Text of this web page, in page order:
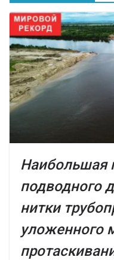
Наибольшая
подводного
нитки
уложенного